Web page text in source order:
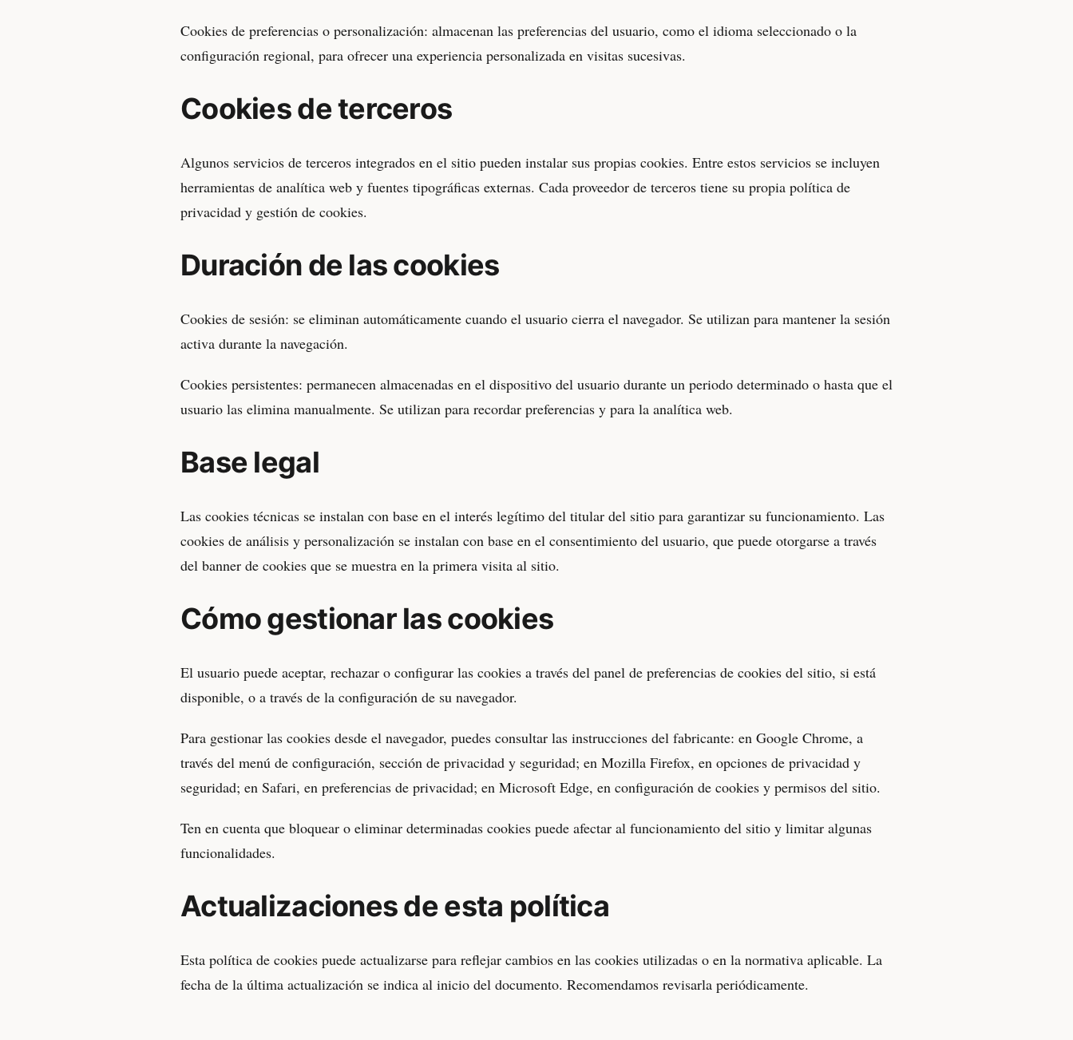
Cookies de preferencias o personalización: almacenan las preferencias del usuario, como el idioma seleccionado o la
configuración regional, para ofrecer una experiencia personalizada en visitas sucesivas.
Cookies de terceros
Algunos servicios de terceros integrados en el sitio pueden instalar sus propias cookies. Entre estos servicios se incluyen
herramientas de analítica web y fuentes tipográficas externas. Cada proveedor de terceros tiene su propia política de
privacidad y gestión de cookies.
Duración de las cookies
Cookies de sesión: se eliminan automáticamente cuando el usuario cierra el navegador. Se utilizan para mantener la sesión
activa durante la navegación.
Cookies persistentes: permanecen almacenadas en el dispositivo del usuario durante un periodo determinado o hasta que el
usuario las elimina manualmente. Se utilizan para recordar preferencias y para la analítica web.
Base legal
Las cookies técnicas se instalan con base en el interés legítimo del titular del sitio para garantizar su funcionamiento. Las
cookies de análisis y personalización se instalan con base en el consentimiento del usuario, que puede otorgarse a través
del banner de cookies que se muestra en la primera visita al sitio.
Cómo gestionar las cookies
El usuario puede aceptar, rechazar o configurar las cookies a través del panel de preferencias de cookies del sitio, si está
disponible, o a través de la configuración de su navegador.
Para gestionar las cookies desde el navegador, puedes consultar las instrucciones del fabricante: en Google Chrome, a
través del menú de configuración, sección de privacidad y seguridad; en Mozilla Firefox, en opciones de privacidad y
seguridad; en Safari, en preferencias de privacidad; en Microsoft Edge, en configuración de cookies y permisos del sitio.
Ten en cuenta que bloquear o eliminar determinadas cookies puede afectar al funcionamiento del sitio y limitar algunas
funcionalidades.
Actualizaciones de esta política
Esta política de cookies puede actualizarse para reflejar cambios en las cookies utilizadas o en la normativa aplicable. La
fecha de la última actualización se indica al inicio del documento. Recomendamos revisarla periódicamente.